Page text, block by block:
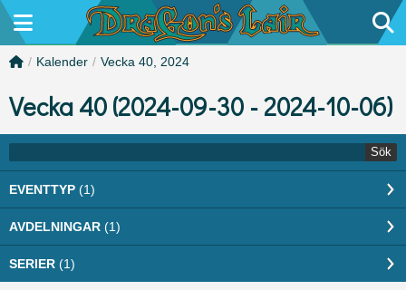
/ Kalender / Vecka 40, 2024
Vecka 40 (2024-09-30 - 2024-10-06)
Sök
EVENTTYP (1)
AVDELNINGAR (1)
SERIER (1)